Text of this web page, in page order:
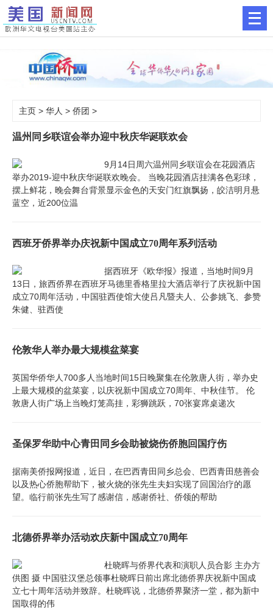
主页 > 华人 > 侨团 >
温州同乡联谊会举办迎中秋庆华诞联欢会
9月14日周六温州同乡联谊会在花园酒店
举办2019-迎中秋庆华诞联欢晚会。 当晚花园酒店挂满各色彩球，
摆上鲜花，晚会舞台背景显示金色的天安门红旗飘扬，皎洁明月悬
蓝空，近200位温
西班牙侨界举办庆祝新中国成立70周年系列活动
据西班牙《欧华报》报道，当地时间9月
13日，旅西侨界在西班牙马德里香格里拉大酒店举行了庆祝新中国
成立70周年活动，中国驻西使馆大使吕凡暨夫人、公参姚飞、参赞
朱健、驻西使
伦敦华人举办最大规模盆菜宴
英国华侨华人700多人当地时间15日晚聚集在伦敦唐人街，举办史
上最大规模的盆菜宴，以庆祝新中国成立70周年、中秋佳节。 伦
敦唐人街广场上当晚灯笼高挂，彩狮跳跃，70张宴席桌递次
圣保罗华助中心青田同乡会助被烧伤侨胞回国疗伤
据南美侨报网报道，近日，在巴西青田同乡总会、巴西青田慈善会
以及热心侨胞帮助下，被火烧的张先生夫妇实现了回国治疗的愿
望。临行前张先生写了感谢信，感谢侨社、侨领的帮助
北德侨界举办活动欢庆新中国成立70周年
杜晓晖与侨界代表和演职人员合影 主办方
供图 摄 中国驻汉堡总领事杜晓晖日前出席北德侨界庆祝新中国成
立七十周年活动并致辞。杜晓晖说，北德侨界聚济一堂，都为新中
国取得的伟